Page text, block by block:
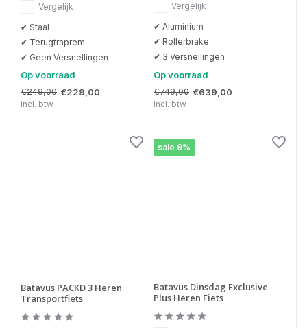
Vergelijk
✔ Staal
✔ Terugtraprem
✔ Geen Versnellingen
Op voorraad
€249,00 €229,00
Incl. btw
Vergelijk
✔ Aluminium
✔ Rollerbrake
✔ 3 Versnellingen
Op voorraad
€749,00 €639,00
Incl. btw
Batavus PACKD 3 Heren
Transportfiets
sale 9%
Batavus Dinsdag Exclusive
Plus Heren Fiets